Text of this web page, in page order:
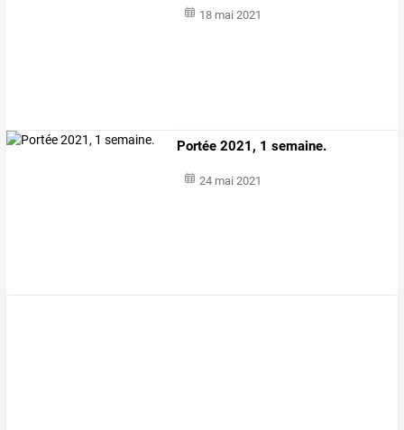
18 mai 2021
Portée 2021, 1 semaine.
24 mai 2021